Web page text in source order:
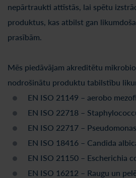
nepārtraukti attīstās, lai spētu
produktus, kas atbilst gan
prasībām.
Mēs piedāvājam akreditētu
nodrošinātu produktu tabilstību
EN ISO 21149 – aerobo
EN ISO 22718 –
EN ISO 22717 –
EN ISO 18416 – Candida
EN ISO 21150 – Escherichia
EN ISO 16212 – Raugu un